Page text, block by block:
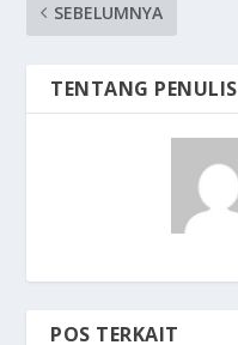
SEBELUMNYA
TENTANG PENULIS
POS TERKAIT